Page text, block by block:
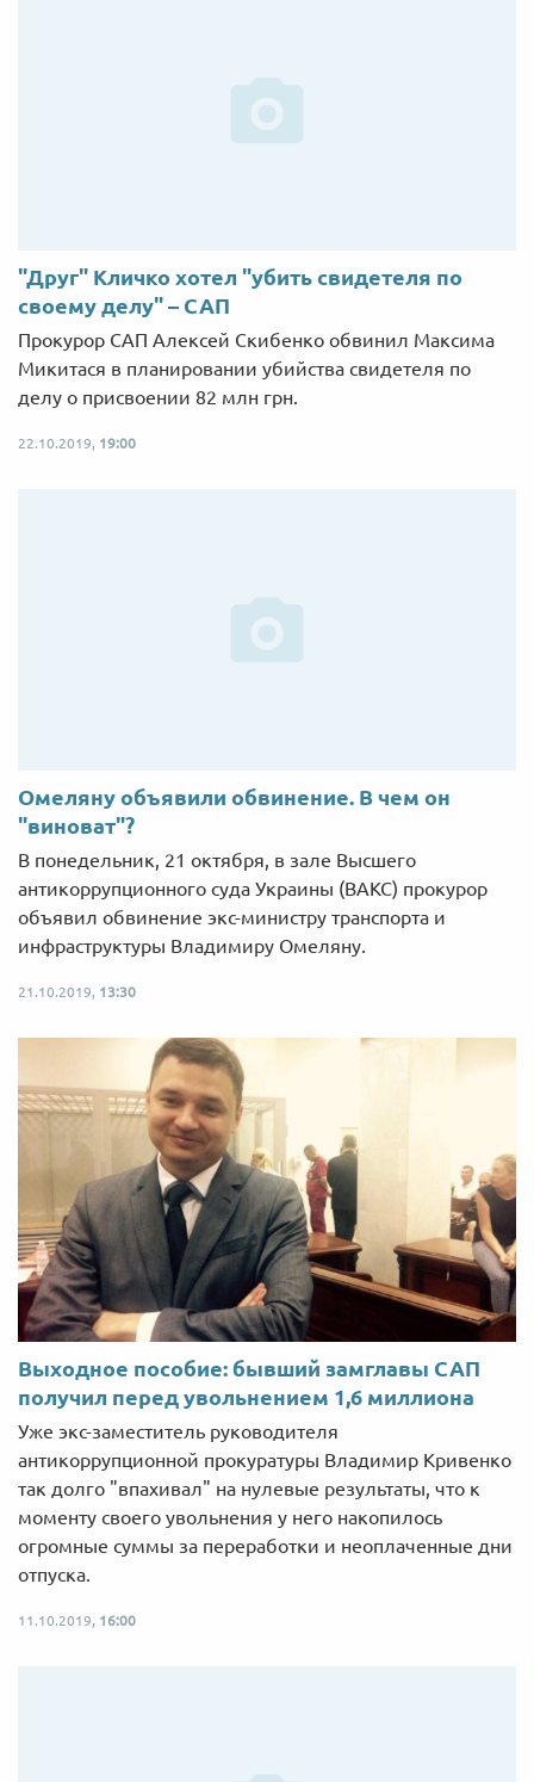
"Друг" Кличко хотел "убить свидетеля по
своему делу" – САП
Прокурор САП Алексей Скибенко обвинил Максима
Микитася в планировании убийства свидетеля по
делу о присвоении 82 млн грн.
22.10.2019, 19:00
Омеляну объявили обвинение. В чем он
"виноват"?
В понедельник, 21 октября, в зале Высшего
антикоррупционного суда Украины (ВАКС) прокурор
объявил обвинение экс-министру транспорта и
инфраструктуры Владимиру Омеляну.
21.10.2019, 13:30
Выходное пособие: бывший замглавы САП
получил перед увольнением 1,6 миллиона
Уже экс-заместитель руководителя
антикоррупционной прокуратуры Владимир Кривенко
так долго "впахивал" на нулевые результаты, что к
моменту своего увольнения у него накопилось
огромные суммы за переработки и неоплаченные дни
отпуска.
11.10.2019, 16:00